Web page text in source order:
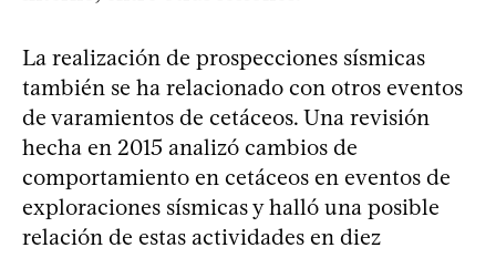
La realización de prospecciones sísmicas
también se ha relacionado con otros eventos
de varamientos de cetáceos. Una revisión
hecha en 2015 analizó cambios de
comportamiento en cetáceos en eventos de
exploraciones sísmicas y halló una posible
relación de estas actividades en diez